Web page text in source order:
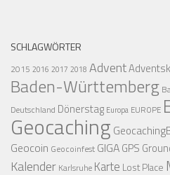
SCHLAGWÖRTER
2015 2016 2017 2018 Advent
Baden-Württemberg
Deutschland Dönerstag Europa EUROPE
Geocaching
Geocoin Geocoinfest GIGAGPS
Kalender Karlsruhe Karte Lost Place